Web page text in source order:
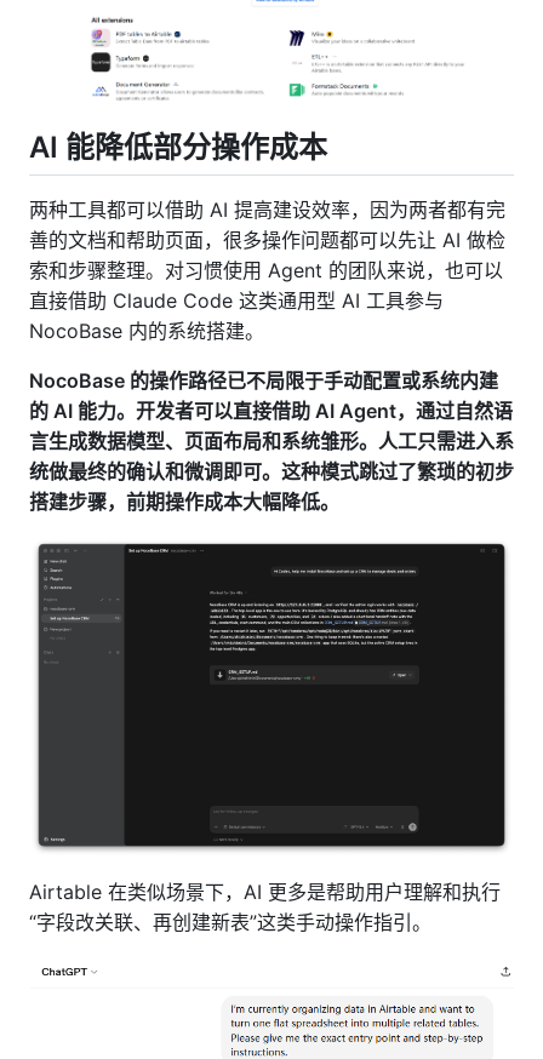
AI 能降低部分操作成本
两种工具都可以借助 AI 提高建设效率，因为两者都有完
善的文档和帮助页面，很多操作问题都可以先让 AI 做检
索和步骤整理。对习惯使用 Agent 的团队来说，也可以
直接借助 Claude Code 这类通用型 AI 工具参与
NocoBase 内的系统搭建。
NocoBase 的操作路径已不局限于手动配置或系统内建
的 AI 能力。开发者可以直接借助 AI Agent，通过自然语
言生成数据模型、页面布局和系统雏形。人工只需进入系
统做最终的确认和微调即可。这种模式跳过了繁琐的初步
搭建步骤，前期操作成本大幅降低。
Airtable 在类似场景下，AI 更多是帮助用户理解和执行
“字段改关联、再创建新表”这类手动操作指引。